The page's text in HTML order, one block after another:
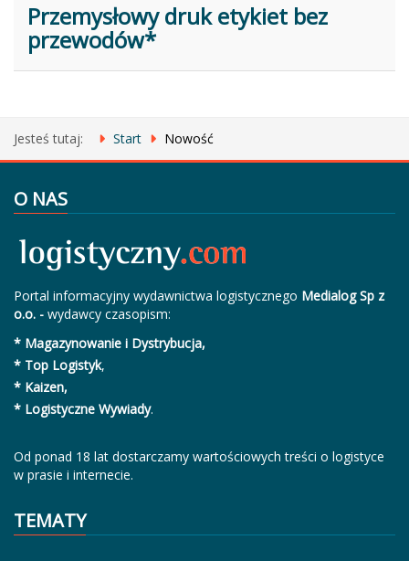
Przemysłowy druk etykiet bez
przewodów*
Jesteś tutaj: Start Nowość
O NAS
Portal informacyjny wydawnictwa logistycznego Medialog Sp z
o.o. - wydawcy czasopism:
* Magazynowanie i Dystrybucja,
* Top Logistyk,
* Kaizen,
* Logistyczne Wywiady.
Od ponad 18 lat dostarczamy wartościowych treści o logistyce
w prasie i internecie.
TEMATY